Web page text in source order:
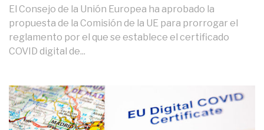
El Consejo de la Unión Europea ha aprobado la
propuesta de la Comisión de la UE para prorrogar el
reglamento por el que se establece el certificado
COVID digital de...